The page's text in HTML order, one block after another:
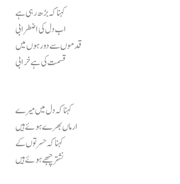
کہنا کہ بڑھ رہی ہے
اب دل کی اضطرابی
قدموں سے دور ہوں میں
قسمت کی ہے خرابی
کہنا کہ دل میں میرے
ارماں بھرے ہوئے ہیں
کہنا کہ حسرتوں کے
نشتر چبھے ہوئے ہیں